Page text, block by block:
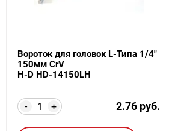
Вороток для головок L-Типа 1/4"
150мм CrV
H-D HD-14150LH
+
- 2.76 руб.